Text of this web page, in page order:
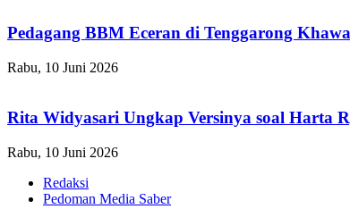
Pedagang BBM Eceran di Tenggarong
Rabu, 10 Juni 2026
Rita Widyasari Ungkap Versinya soal Harta
Rabu, 10 Juni 2026
Redaksi
Pedoman Media Saber